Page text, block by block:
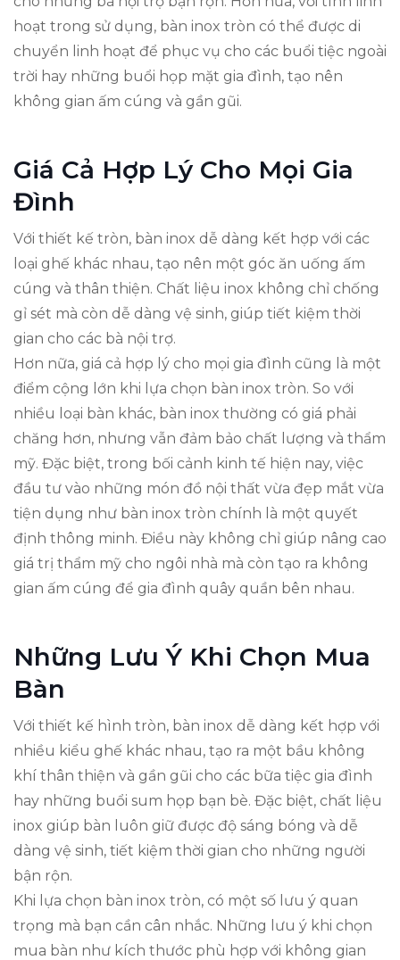
hoạt trong sử dụng, bàn inox tròn có thể được di
chuyển linh hoạt để phục vụ cho các buổi tiệc ngoài
trời hay những buổi họp mặt gia đình, tạo nên
không gian ấm cúng và gần gũi.
Giá Cả Hợp Lý Cho Mọi Gia
Đình
Với thiết kế tròn, bàn inox dễ dàng kết hợp với các
loại ghế khác nhau, tạo nên một góc ăn uống ấm
cúng và thân thiện. Chất liệu inox không chỉ chống
gỉ sét mà còn dễ dàng vệ sinh, giúp tiết kiệm thời
gian cho các bà nội trợ.
Hơn nữa, giá cả hợp lý cho mọi gia đình cũng là một
điểm cộng lớn khi lựa chọn bàn inox tròn. So với
nhiều loại bàn khác, bàn inox thường có giá phải
chăng hơn, nhưng vẫn đảm bảo chất lượng và thẩm
mỹ. Đặc biệt, trong bối cảnh kinh tế hiện nay, việc
đầu tư vào những món đồ nội thất vừa đẹp mắt vừa
tiện dụng như bàn inox tròn chính là một quyết
định thông minh. Điều này không chỉ giúp nâng cao
giá trị thẩm mỹ cho ngôi nhà mà còn tạo ra không
gian ấm cúng để gia đình quây quần bên nhau.
Những Lưu Ý Khi Chọn Mua
Bàn
Với thiết kế hình tròn, bàn inox dễ dàng kết hợp với
nhiều kiểu ghế khác nhau, tạo ra một bầu không
khí thân thiện và gần gũi cho các bữa tiệc gia đình
hay những buổi sum họp bạn bè. Đặc biệt, chất liệu
inox giúp bàn luôn giữ được độ sáng bóng và dễ
dàng vệ sinh, tiết kiệm thời gian cho những người
bận rộn.
Khi lựa chọn bàn inox tròn, có một số lưu ý quan
trọng mà bạn cần cân nhắc. Những lưu ý khi chọn
mua bàn như kích thước phù hợp với không gian